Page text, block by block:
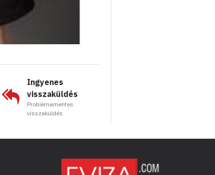
Ingyenes
visszaküldés
Problémamentes
visszaküldés